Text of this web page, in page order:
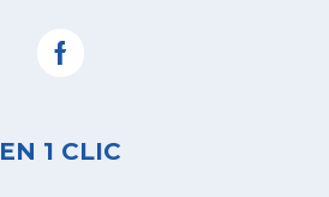
Facebook
EN 1 CLIC